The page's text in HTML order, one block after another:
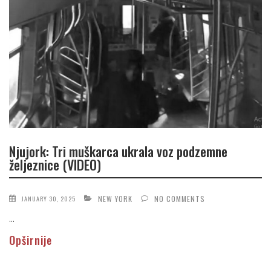
Njujork: Tri muškarca ukrala voz podzemne
željeznice (VIDEO)
JANUARY 30, 2025 NEW YORK NO COMMENTS
...
Opširnije